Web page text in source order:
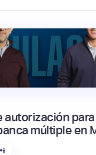
autorización
múltiple en